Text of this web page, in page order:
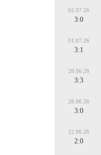
02.07.26
3:0
01.07.26
3:1
28.06.26
3:3
28.06.26
3:0
22.06.26
2:0